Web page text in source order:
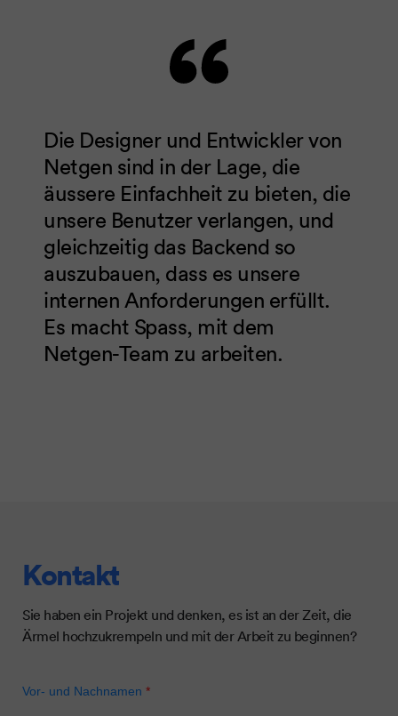
Die Designer und Entwickler von
Netgen sind in der Lage, die
äussere Einfachheit zu bieten, die
unsere Benutzer verlangen, und
gleichzeitig das Backend so
auszubauen, dass es unsere
internen Anforderungen erfüllt.
Es macht Spass, mit dem
Netgen-Team zu arbeiten.
Kontakt
Sie haben ein Projekt und denken, es ist an der Zeit, die
Ärmel hochzukrempeln und mit der Arbeit zu beginnen?